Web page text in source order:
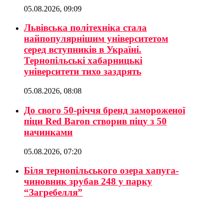
05.08.2026, 09:09
Львівська політехніка стала
найпопулярнішим університетом
серед вступників в Україні.
Тернопільські хабарницькі
університети тихо заздрять
05.08.2026, 08:08
До свого 50-річчя бренд замороженої
піци Red Baron створив піцу з 50
начинками
05.08.2026, 07:20
Біля тернопільського озера хапуга-
чиновник зрубав 248 у парку
“Загребелля”